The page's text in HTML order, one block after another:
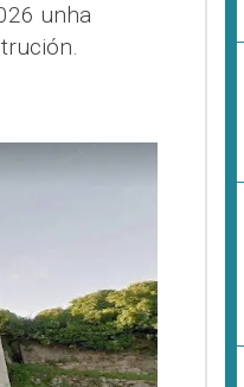
unha